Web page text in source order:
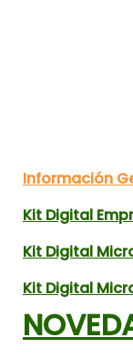
Información
Kit Digital
Kit Digital
Kit Digital